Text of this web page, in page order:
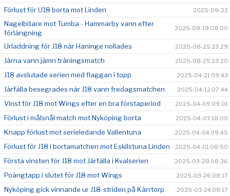
Förlust för U18 borta mot Linden 2025-09-22
Nagelbitare mot Tumba - Hammarby vann efter
förlängning
2025-09-19 08:00
Urladdning för J18 när Haninge nollades 2025-08-25 23:29
Järna vann jämn träningsmatch 2025-08-25 23:20
J18 avslutade serien med flaggan i topp 2025-04-21 09:43
Järfälla besegrades när J18 vann fredagsmatchen 2025-04-12 07:44
Vinst för J18 mot Wings efter en bra förstaperiod 2025-04-09 09:01
Förlust i målsnål match mot Nyköping borta 2025-04-07 18:00
Knapp förlust mot serieledande Vallentuna 2025-04-04 09:45
Förlust för J18 i bortamatchen mot Eskilstuna Linden 2025-04-01 08:50
Första vinsten för J18 mot Järfälla i Kvalserien 2025-03-28 08:36
Poängtapp i slutet för J18 mot Wings 2025-03-26 08:17
Nyköping gick vinnande ur J18-striden på Kärrtorp 2025-03-24 08:17